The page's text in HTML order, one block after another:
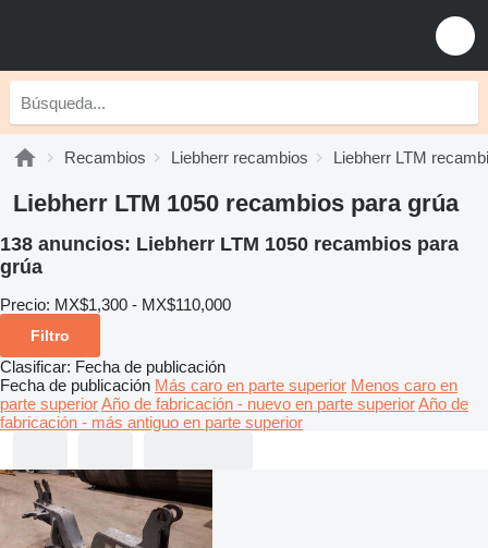
Recambios Liebherr recambios Liebherr LTM
Liebherr LTM 1050 recambios para grúa
138 anuncios: Liebherr LTM 1050 recambios para
grúa
Precio: MX$1,300 - MX$110,000
Filtro
Clasificar: Fecha de publicación
Fecha de publicación Más caro en parte superior Menos caro en
parte superiorAño de fabricación - nuevo en parte superiorAño de
fabricación - más antiguo en parte superior